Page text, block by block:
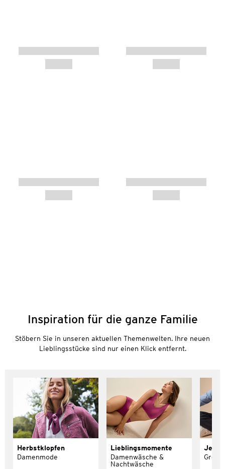
Inspiration für die ganze Familie
Stöbern Sie in unseren aktuellen Themenwelten. Ihre neuen
Lieblingsstücke sind nur einen Klick entfernt.
Herbstklopfen
Damenmode
Lieblingsmomente
Damenwäsche &
Nachtwäsche